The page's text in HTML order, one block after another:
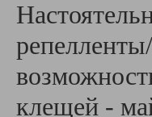
клещей -